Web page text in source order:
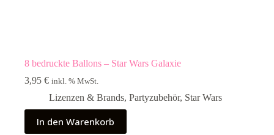
8 bedruckte Ballons – Star Wars Galaxie
3,95 € inkl. % MwSt.
Lizenzen & Brands, Partyzubehör, Star Wars
In den Warenkorb